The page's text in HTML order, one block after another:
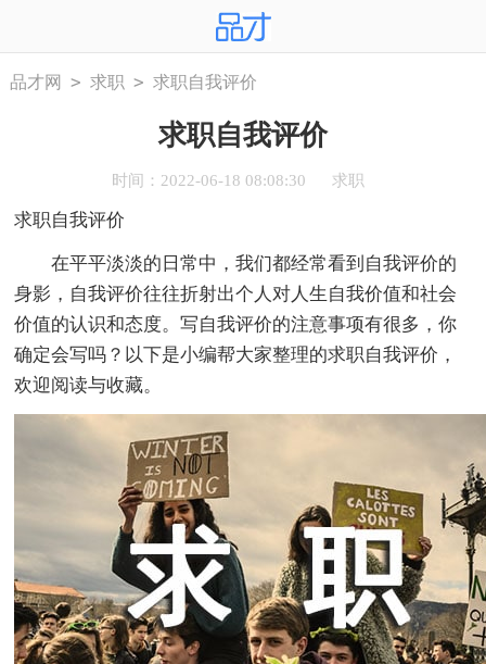
品才网 > 求职 > 求职自我评价
求职自我评价
时间：2022-06-18 08:08:30 求职
求职自我评价
在平平淡淡的日常中，我们都经常看到自我评价的
身影，自我评价往往折射出个人对人生自我价值和社会
价值的认识和态度。写自我评价的注意事项有很多，你
确定会写吗？以下是小编帮大家整理的求职自我评价，
欢迎阅读与收藏。